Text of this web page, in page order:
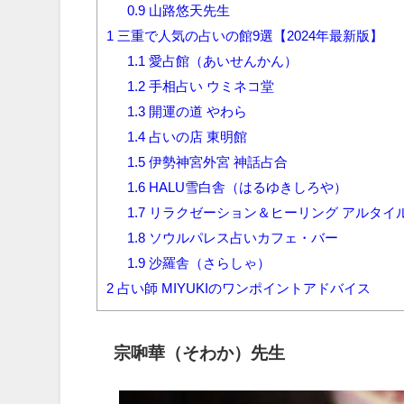
0.9 山路悠天先生
1 三重で人気の占いの館9選【2024年最新版】
1.1 愛占館（あいせんかん）
1.2 手相占い ウミネコ堂
1.3 開運の道 やわら
1.4 占いの店 東明館
1.5 伊勢神宮外宮 神話占合
1.6 HALU雪白舎（はるゆきしろや）
1.7 リラクゼーション＆ヒーリング アルタイ
1.8 ソウルパレス占いカフェ・バー
1.9 沙羅舎（さらしゃ）
2 占い師 MIYUKIのワンポイントアドバイス
宗啝華（そわか）先生